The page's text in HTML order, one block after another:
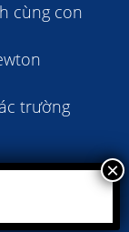
cùng con
trường
- 2024